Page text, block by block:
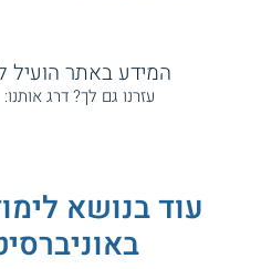
המידע באתר הועיל ל87%
עזרנו גם לך? דרג אותנו:
עוד בנושא